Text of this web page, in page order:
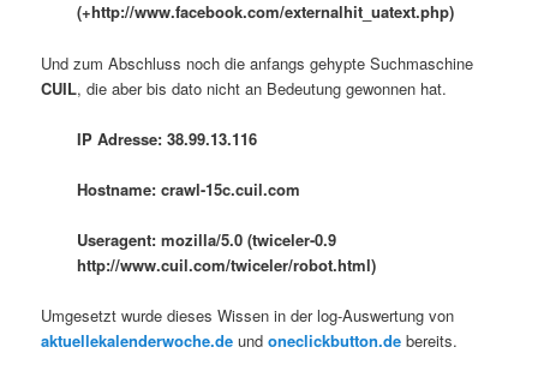
(+http://www.facebook.com/externalhit_uatext.php)
Und zum Abschluss noch die anfangs gehypte Suchmaschine
CUIL, die aber bis dato nicht an Bedeutung gewonnen hat.
IP Adresse: 38.99.13.116
Hostname: crawl-15c.cuil.com
Useragent: mozilla/5.0 (twiceler-0.9
http://www.cuil.com/twiceler/robot.html)
Umgesetzt wurde dieses Wissen in der log-Auswertung von
aktuellekalenderwoche.de undoneclickbutton.de bereits.